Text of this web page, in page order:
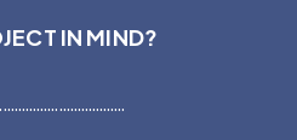
IN MIND?